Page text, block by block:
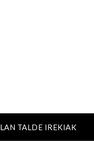
LAN TALDE IREKIAK